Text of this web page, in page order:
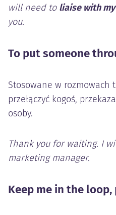
will need to liaise with
you.
To put someone
Stosowane w rozmowach
przełączyć kogoś,
osoby.
Thank you for waiting. I
marketing manager.
Keep me in the loop,